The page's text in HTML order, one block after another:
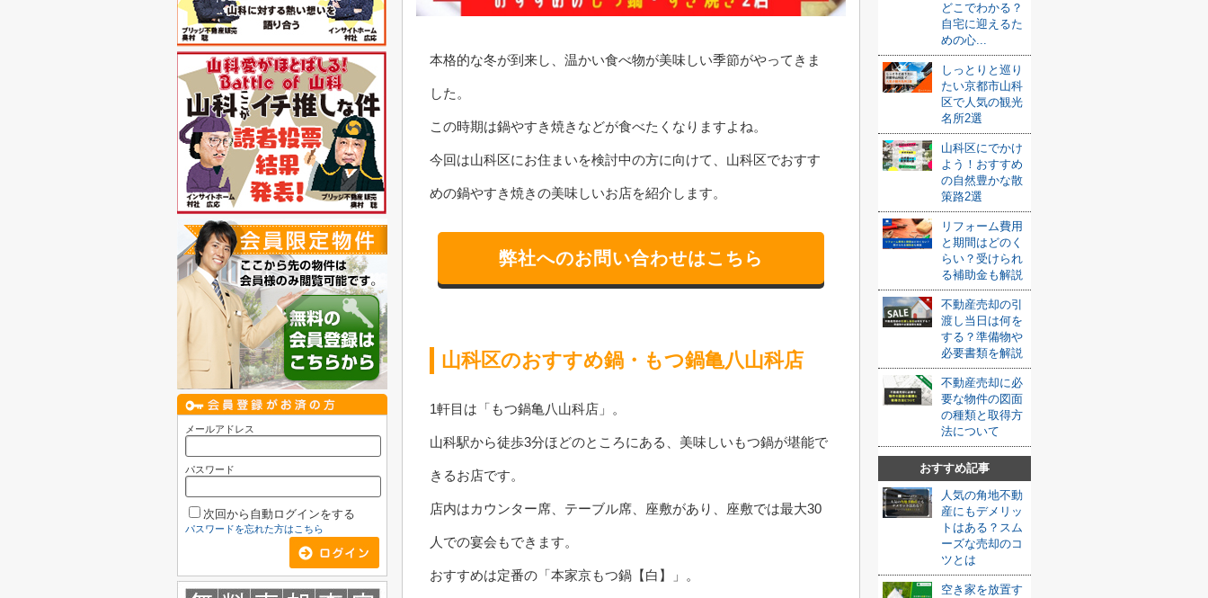
本格的な冬が到来し、温かい食べ物が美味しい季節がやってきま
した。
この時期は鍋やすき焼きなどが食べたくなりますよね。
今回は山科区にお住まいを検討中の方に向けて、山科区でおすす
めの鍋やすき焼きの美味しいお店を紹介します。
弊社へのお問い合わせはこちら
山科区のおすすめ鍋・もつ鍋亀八山科店
1軒目は「もつ鍋亀八山科店」。
山科駅から徒歩3分ほどのところにある、美味しいもつ鍋が堪能で
きるお店です。
店内はカウンター席、テーブル席、座敷があり、座敷では最大30
人での宴会もできます。
おすすめは定番の「本家京もつ鍋【白】」。
どこでわかる？
自宅に迎えるた
めの心...
しっとりと巡り
たい京都市山科
区で人気の観光
名所2選
山科区にでかけ
よう！おすすめ
の自然豊かな散
策路2選
リフォーム費用
と期間はどのく
らい？受けられ
る補助金も解説
不動産売却の引
渡し当日は何を
する？準備物や
必要書類を解説
不動産売却に必
要な物件の図面
の種類と取得方
法について
おすすめ記事
人気の角地不動
産にもデメリッ
トはある？スム
ーズな売却のコ
ツとは
空き家を放置す
メールアドレス
パスワード
次回から自動ログインをする
パスワードを忘れた方はこちら